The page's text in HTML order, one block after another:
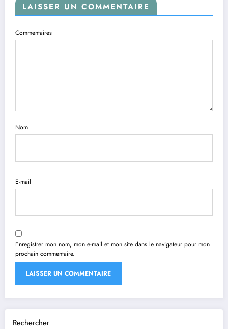
LAISSER UN COMMENTAIRE
Commentaires
Nom
E-mail
Enregistrer mon nom, mon e-mail et mon site dans le navigateur pour mon
prochain commentaire.
Rechercher